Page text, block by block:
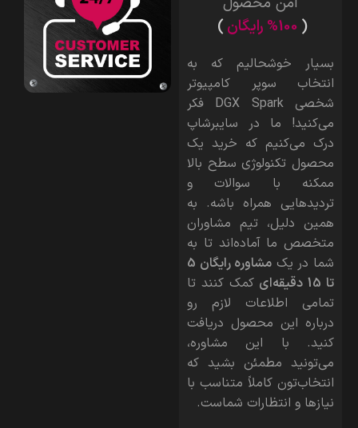
( %100 رایگان )
بسیار خوشحالیم که به
انتخاب سوپر کامپیوتر
شخصی DGX Spark
فکر
می‌کنید! ما در سایبرشاپ
درک می‌کنیم که خرید یک
محصول تکنولوژی سطح بالا
ممکنه با سوالات و
تردیدهایی همراه باشه. به
همین دلیل، تیم مشاوران
متخصص ما آماده‌اند تا به
شما در یک
مشاوره رایگان 5
تا 15 دقیقه‌ای
کمک کنند تا
تمامی اطلاعات لازم رو
درباره این محصول دریافت
کنید. با این مشاوره،
می‌تونید مطمئن بشید که
انتخاب‌تون کاملاً متناسب با
نیازها و انتظارات شماست.